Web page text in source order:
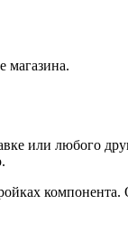
магазина.
или любого
компонента.